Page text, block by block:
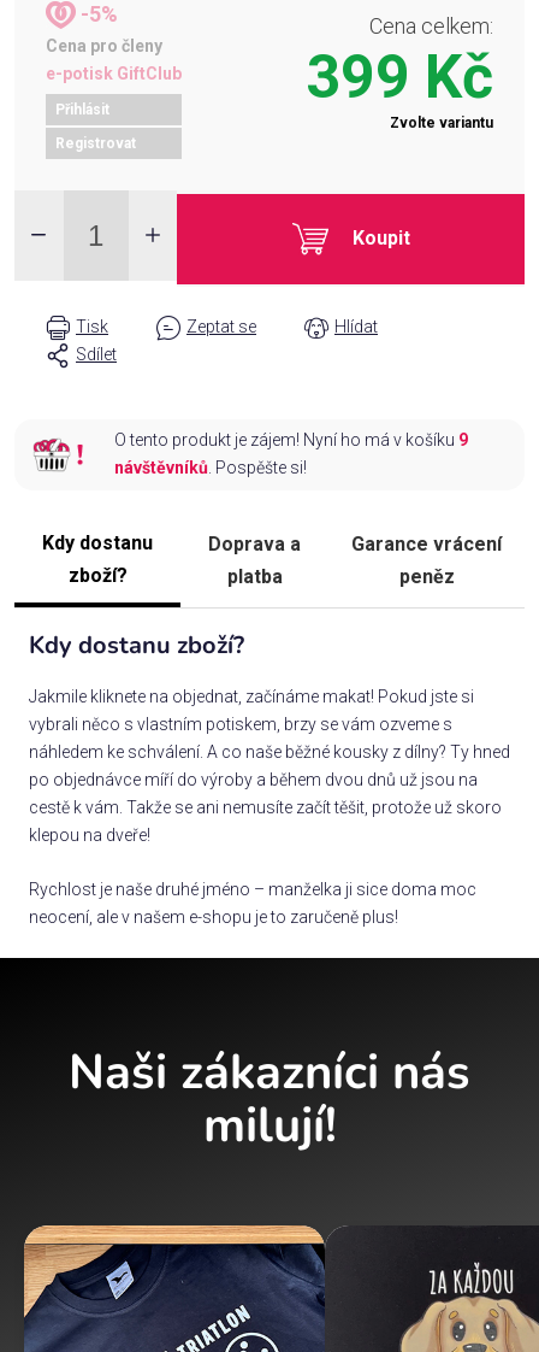
-5%
Cena pro členy
e-potisk GiftClub
Přihlásit
Registrovat
Cena celkem:
399 Kč
Zvolte variantu
Koupit
Tisk Zeptat se
Hlídat
Sdílet
O tento produkt je zájem! Nyní ho má v košíku 9
návštěvníků. Pospěšte si!
Kdy dostanu
zboží?
Doprava a
platba
Garance vrácení
peněz
Kdy dostanu zboží?
Jakmile kliknete na objednat, začínáme makat! Pokud jste si
vybrali něco s vlastním potiskem, brzy se vám ozveme s
náhledem ke schválení. A co naše běžné kousky z dílny? Ty hned
po objednávce míří do výroby a během dvou dnů už jsou na
cestě k vám. Takže se ani nemusíte začít těšit, protože už skoro
klepou na dveře!
Rychlost je naše druhé jméno – manželka ji sice doma moc
neocení, ale v našem e-shopu je to zaručeně plus!
Naši zákazníci nás
milují!